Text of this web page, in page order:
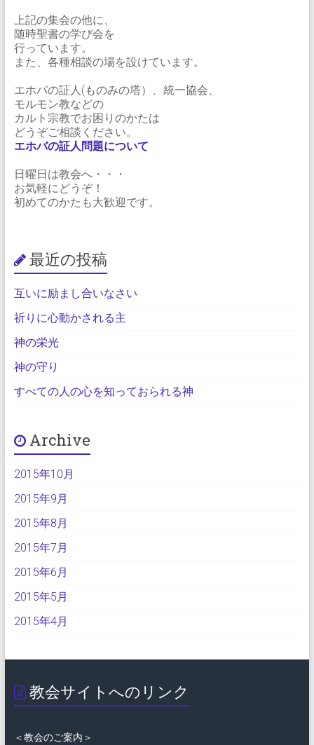
上記の集会の他に、
随時聖書の学び会を
行っています。
また、各種相談の場を設けています。
エホバの証人(ものみの塔）、統一協会、
モルモン教などの
カルト宗教でお困りのかたは
どうぞご相談ください。
エホバの証人問題について
日曜日は教会へ・・・
お気軽にどうぞ！
初めてのかたも大歓迎です。
最近の投稿
互いに励まし合いなさい
祈りに心動かされる主
神の栄光
神の守り
すべての人の心を知っておられる神
Archive
2015年10月
2015年9月
2015年8月
2015年7月
2015年6月
2015年5月
2015年4月
教会サイトへのリンク
＜教会のご案内＞